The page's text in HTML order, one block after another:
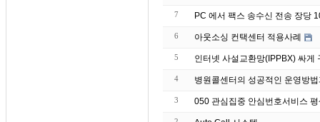
7 PC 에서 팩스 송수신 전송 장당
6 아웃소싱 컨택센터 적용사례
5 인터넷 사설교환망(IPPBX) 싸게
4 병원콜센터의 성공적인 운영방
3 050 관심집중 안심번호서비스